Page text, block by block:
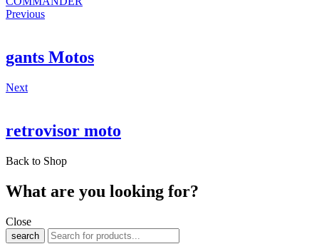
Previous
gants Motos
Next
retrovisor moto
Back to Shop
What are you looking for?
Close
search